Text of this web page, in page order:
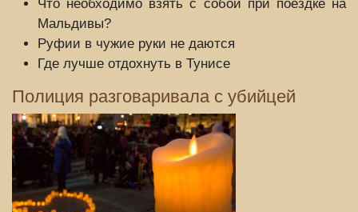
Что необходимо взять с собой при поездке на
Мальдивы?
Руфии в чужие руки не даются
Где лучше отдохнуть в Тунисе
Полиция разговаривала с убийцей